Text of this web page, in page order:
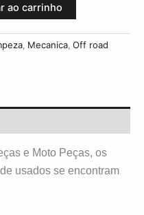
ao carrinho
, Mecanica, Off road
e Moto Peças, os
usados se encontram